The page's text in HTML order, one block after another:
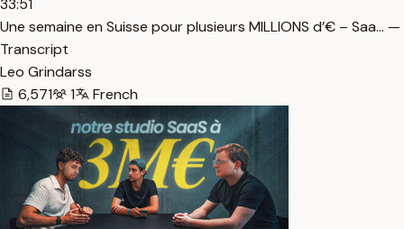
33:51
Une semaine en Suisse pour plusieurs MILLIONS d’€ – Saa… —
Transcript
Leo Grindarss
6,571
1 French